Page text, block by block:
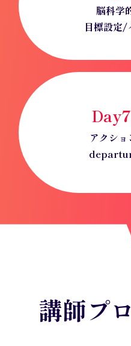
脳科学
目標設定/
アクシ
講師プ